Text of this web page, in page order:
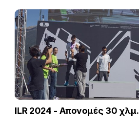
ILR 2024 - Απονομές 30 χλμ.